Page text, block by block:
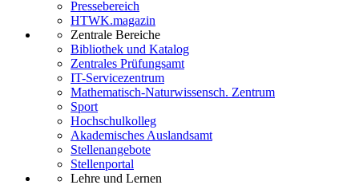
Pressebereich
HTWK.magazin
Zentrale Bereiche
Bibliothek und Katalog
Zentrales Prüfungsamt
IT-Servicezentrum
Mathematisch-Naturwissensch. Zentrum
Sport
Hochschulkolleg
Akademisches Auslandsamt
Stellenangebote
Stellenportal
Lehre und Lernen